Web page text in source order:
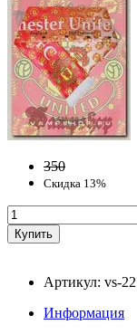
350
Скидка 13%
Артикул: vs-
Информация